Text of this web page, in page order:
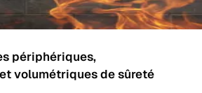
périphériques,
volumétriques de sûreté